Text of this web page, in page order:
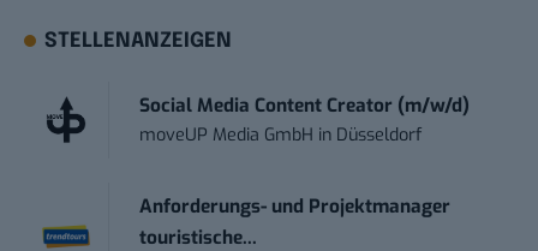
STELLENANZEIGEN
Social Media Content Creator (m/w/d)
moveUP Media GmbH in Düsseldorf
Anforderungs- und Projektmanager
touristische...